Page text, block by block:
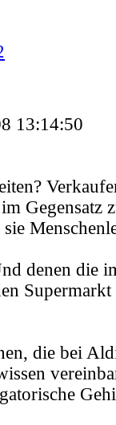
13:14:50
Gegensatz
denen die
die bei